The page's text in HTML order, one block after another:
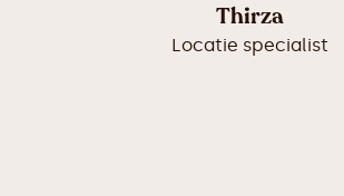
Thirza
Locatie specialist